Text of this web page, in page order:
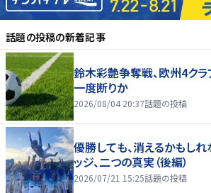
話題の投稿の新着記事
鈴木彩艶争奪戦、欧州4ク
一度断りか
2026/08/04 20:37話題の投稿
優勝しても、消えるかもしれ
ッジ、二つの真実（後編）
2026/07/21 15:25話題の投稿